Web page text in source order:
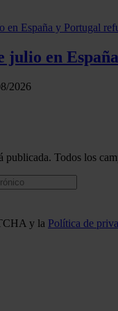
julio en
2026
Todos los
y la Política de